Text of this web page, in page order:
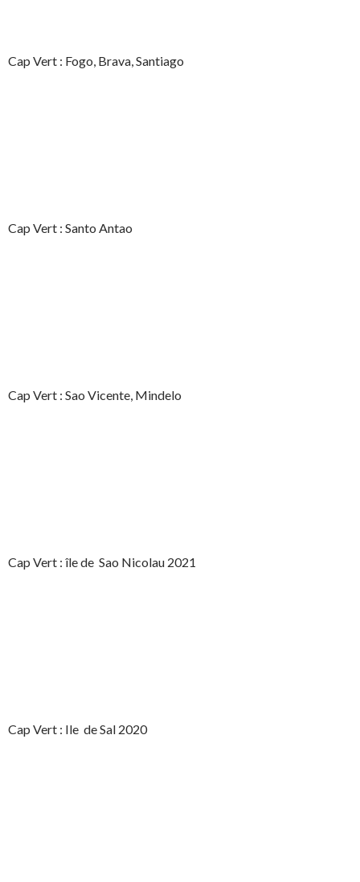
Cap Vert : Fogo, Brava, Santiago
Cap Vert : Santo Antao
Cap Vert : Sao Vicente, Mindelo
Cap Vert : île de Sao Nicolau 2021
Cap Vert : Ile de Sal 2020